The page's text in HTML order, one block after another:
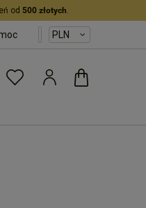
od 500 złotych.